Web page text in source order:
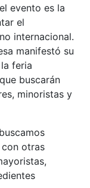
evento es la
el
internacional.
manifestó su
feria
buscarán
minoristas y
otras